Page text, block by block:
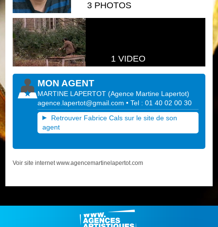
3 PHOTOS
1 VIDEO
MON AGENT
MARTINE LAPERTOT (Agence Martine Lapertot)
agence.lapertot@gmail.com • Tel : 01 40 02 00 30
Retrouver Fabrice Cals sur le site de son
agent
Voir site internet www.agencemartinelapertot.com